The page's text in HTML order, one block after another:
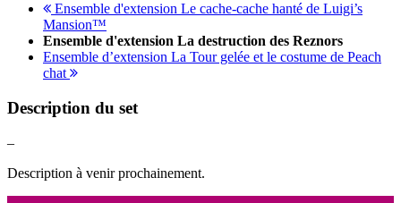
Ensemble d'extension Le cache-cache hanté de Luigi’s
Mansion™
Ensemble d'extension La destruction des Reznors
Ensemble d’extension La Tour gelée et le costume de Peach
chat
Description du set
–
Description à venir prochainement.